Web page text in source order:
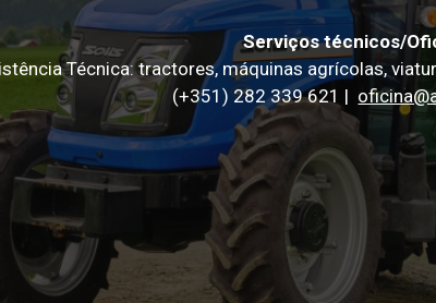
Serviços técnicos/
Técnica: tractores, máquinas agrícolas,
(+351) 282 339 621 |